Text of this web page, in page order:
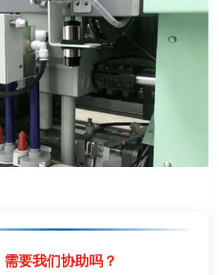
需要我们协助吗？